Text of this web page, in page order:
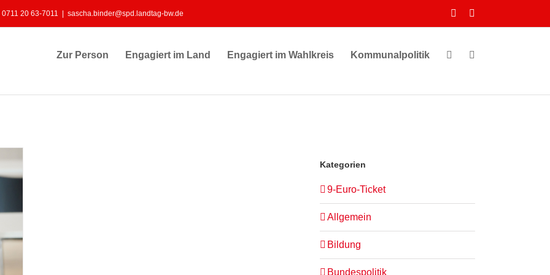
20 63-7011 sascha.binder@spd.landtag-bw.de Facebook
Zur Person Engagiert im Land Engagiert im Wahlkreis Kommunalpolitik
Kategorien
9-Euro-Ticket
Allgemein
Bildung
Bundespolitik